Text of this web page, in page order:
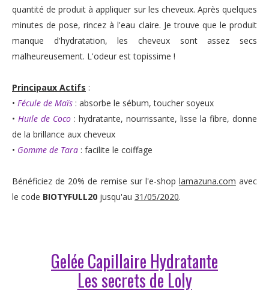
quantité de produit à appliquer sur les cheveux. Après quelques
minutes de pose, rincez à l'eau claire. Je trouve que le produit
manque d'hydratation, les cheveux sont assez secs
malheureusement. L'odeur est topissime !
Principaux Actifs :
• Fécule de Maïs : absorbe le sébum, toucher soyeux
• Huile de Coco : hydratante, nourrissante, lisse la fibre, donne
de la brillance aux cheveux
• Gomme de Tara : facilite le coiffage
Bénéficiez de 20% de remise sur l'e-shop lamazuna.com avec
le code BIOTYFULL20 jusqu'au 31/05/2020.
Gelée Capillaire Hydratante
Les secrets de Loly